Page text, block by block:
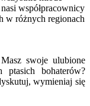
współpracownicy
w różnych regionach
swoje ulubione
ptasich bohaterów?
wymieniaj się